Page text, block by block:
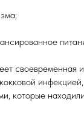
своевременная
которые